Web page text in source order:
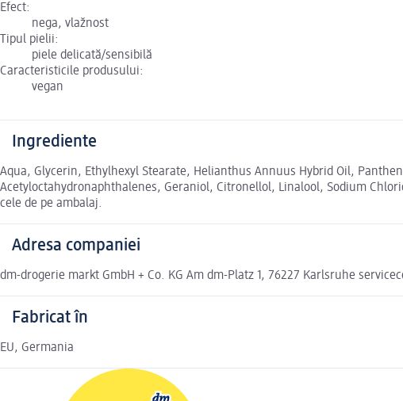
Efect:
nega, vlažnost
Tipul pielii:
piele delicată/sensibilă
Caracteristicile produsului:
vegan
Ingrediente
Aqua, Glycerin, Ethylhexyl Stearate, Helianthus Annuus Hybrid Oil,
Acetyloctahydronaphthalenes, Geraniol, Citronellol, Linalool, Sodium
cele de pe ambalaj.
Adresa companiei
dm-drogerie markt GmbH + Co. KG Am dm-Platz 1, 76227 Karlsruhe
Fabricat în
EU, Germania